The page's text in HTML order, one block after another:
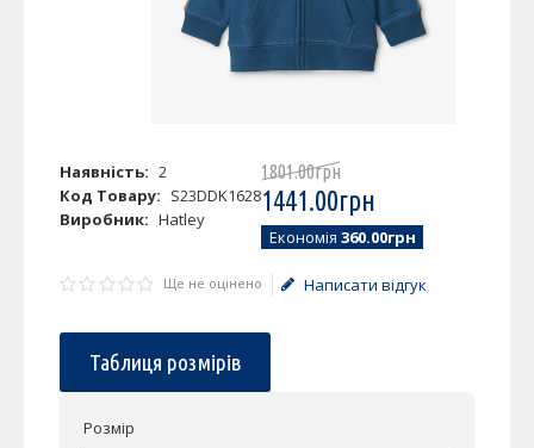
Наявність: 2
Код Товару: S23DDK1628
Виробник: Hatley
1801.00грн
1441.00грн
Економія 360.00грн
Ще не оцінено Написати відгук
Таблиця розмірів
Розмір